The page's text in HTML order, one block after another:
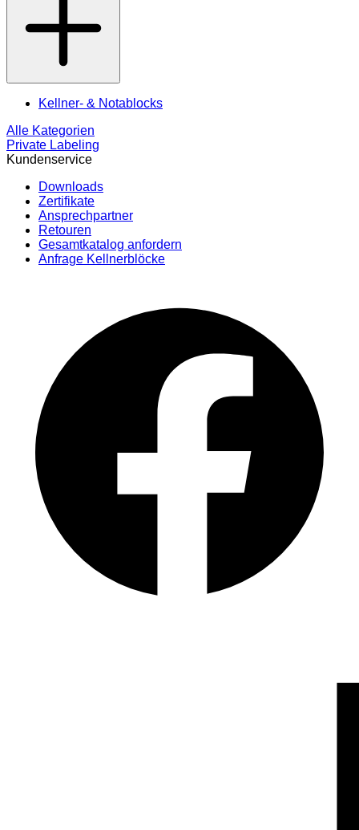
Kellner- & Notablocks
Alle Kategorien
Private Labeling
Kundenservice
Downloads
Zertifikate
Ansprechpartner
Retouren
Gesamtkatalog anfordern
Anfrage Kellnerblöcke